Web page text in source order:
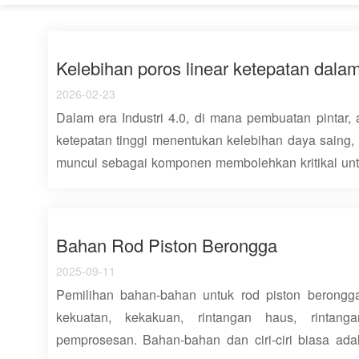
Kelebihan poros linear ketepatan
2026-02-23
Dalam era Industri 4.0, di mana pembuatan pintar,
ketepatan tinggi menentukan kelebihan daya
muncul sebagai komponen membolehkan kritikal
pemasangan automatik. Artikel ini secara sistematik
kelebihan prestasi utama, aplikasi khusus industri,
poros linear ketepatan, menyediakan rujukan
pembuatan dan pengoptimum proses. 1. Definisi & Spesifikasi Teknikal Teras
poros linear ketepatanadalah komponen silinder
Bahan Rod Piston Berongga
2025-09-11
Pemilihan bahan-bahan untuk rod piston
kekuatan, kekakuan, rintangan haus,
pemprosesan. Bahan-bahan dan ciri-ciri biasa